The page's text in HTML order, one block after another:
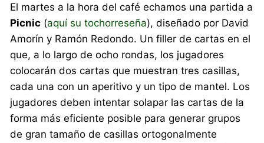
El martes a la hora del café echamos una partida a
Picnic (aquí su tochorreseña), diseñado por David
Amorín y Ramón Redondo. Un filler de cartas en el
que, a lo largo de ocho rondas, los jugadores
colocarán dos cartas que muestran tres casillas,
cada una con un aperitivo y un tipo de mantel. Los
jugadores deben intentar solapar las cartas de la
forma más eficiente posible para generar grupos
de gran tamaño de casillas ortogonalmente